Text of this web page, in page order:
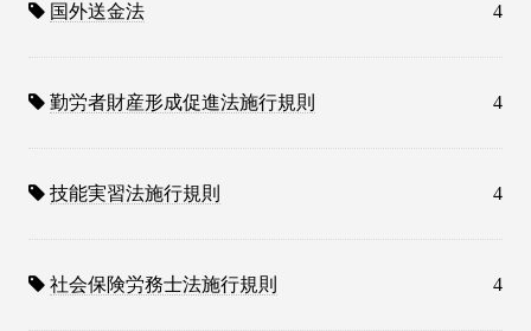
国外送金法 4
勤労者財産形成促進法施行規則 4
技能実習法施行規則 4
社会保険労務士法施行規則 4